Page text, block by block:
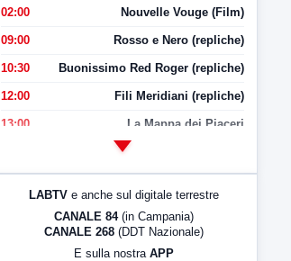
02:00 Nouvelle Vouge (Film)
09:00 Rosso e Nero (repliche)
10:30 Buonissimo Red Roger (repliche)
12:00 Fili Meridiani (repliche)
13:00 La Mappa dei Piaceri
LabNews (Diretta)
LABTV e anche sul digitale terrestre
CANALE 84 (in Campania)
CANALE 268 (DDT Nazionale)
E sulla nostra APP